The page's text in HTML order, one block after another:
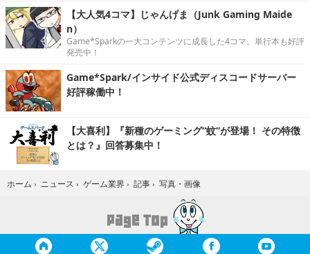
【大人気4コマ】じゃんげま（Junk Gaming Maide
n）
Game*Sparkの一大コンテンツに成長した4コマ。単行本も好評
発売中！
Game*Spark/インサイド公式ディスコードサーバー
好評稼働中！
【大喜利】『新種のゲーミング“蚊”が登場！ その特徴
とは？』回答募集中！
ホーム › ニュース › ゲーム業界 › 記事 › 写真・画像